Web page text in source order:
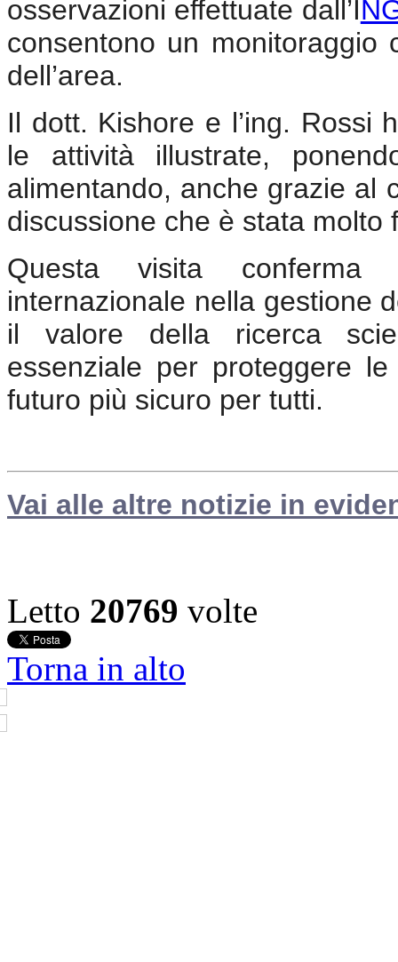
osservazioni effettuate dall’I
consentono un
dell’area.
Il dott. Kishore e l’ing. Rossi
le attività illustrate,
alimentando, anche grazie al
discussione che è stata molto
Questa visita conferma
internazionale nella gestione
il valore della ricerca
essenziale per proteggere
futuro più sicuro per tutti.
Vai alle altre notizie in
Letto 20769 volte
Torna in alto